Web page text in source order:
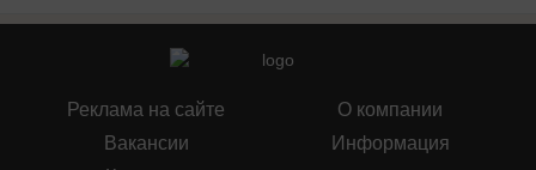
Реклама на сайте
Вакансии
О компании
Информация